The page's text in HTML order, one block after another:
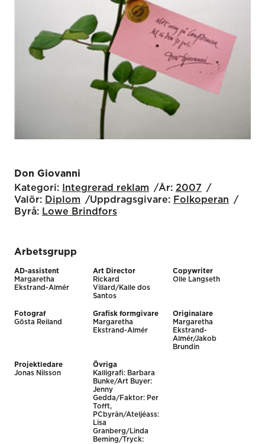
Don Giovanni
Kategori:
Integrerad reklam År: 2007
Valör: Diplom Uppdragsgivare: Folkoperan
Byrå: Lowe Brindfors
Arbetsgrupp
AD-assistent
Margaretha
Ekstrand-Almér
Art Director
Rickard
Villard/Kalle dos
Santos
Copywriter
Olle Langseth
Fotograf
Gösta Reiland
Grafisk formgivare
Margaretha
Ekstrand-Almér
Originalare
Margaretha
Ekstrand-
Almér/Jakob
Brundin
Projektledare
Jonas Nilsson
Övriga
Kalligrafi: Barbara
Bunke/Art Buyer:
Jenny
Gedda/Faktor: Per
Tofft,
PCbyrån/Ateljéass:
Lisa
Granberg/Linda
Beming/Tryck: